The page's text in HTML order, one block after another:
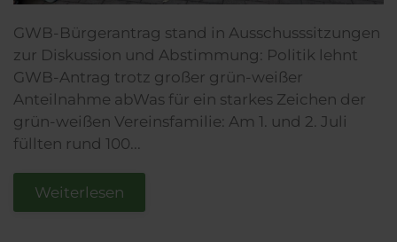
GWB-Bürgerantrag stand in Ausschusssitzungen
zur Diskussion und Abstimmung: Politik lehnt
GWB-Antrag trotz großer grün-weißer
Anteilnahme abWas für ein starkes Zeichen der
grün-weißen Vereinsfamilie: Am 1. und 2. Juli
füllten rund 100...
Weiterlesen